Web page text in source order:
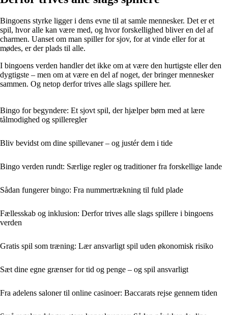
Bingoens styrke ligger i dens evne til at samle mennesker. Det er et
spil, hvor alle kan være med, og hvor forskellighed bliver en del af
charmen. Uanset om man spiller for sjov, for at vinde eller for at
mødes, er der plads til alle.
I bingoens verden handler det ikke om at være den hurtigste eller den
dygtigste – men om at være en del af noget, der bringer mennesker
sammen. Og netop derfor trives alle slags spillere her.
Bingo for begyndere: Et sjovt spil, der hjælper børn med at lære
tålmodighed og spilleregler
Bliv bevidst om dine spillevaner – og justér dem i tide
Bingo verden rundt: Særlige regler og traditioner fra forskellige lande
Sådan fungerer bingo: Fra nummertrækning til fuld plade
Fællesskab og inklusion: Derfor trives alle slags spillere i bingoens
verden
Gratis spil som træning: Lær ansvarligt spil uden økonomisk risiko
Sæt dine egne grænser for tid og penge – og spil ansvarligt
Fra adelens saloner til online casinoer: Baccarats rejse gennem tiden